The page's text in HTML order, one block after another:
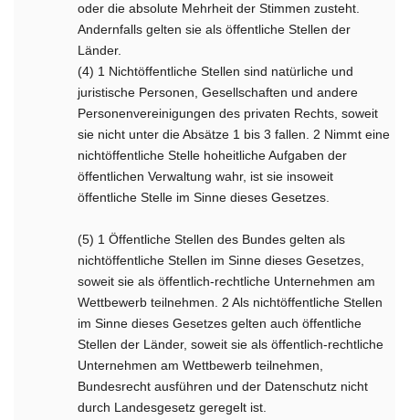
oder die absolute Mehrheit der Stimmen zusteht.
Andernfalls gelten sie als öffentliche Stellen der
Länder.
(4) 1 Nichtöffentliche Stellen sind natürliche und
juristische Personen, Gesellschaften und andere
Personenvereinigungen des privaten Rechts, soweit
sie nicht unter die Absätze 1 bis 3 fallen. 2 Nimmt eine
nichtöffentliche Stelle hoheitliche Aufgaben der
öffentlichen Verwaltung wahr, ist sie insoweit
öffentliche Stelle im Sinne dieses Gesetzes.
(5) 1 Öffentliche Stellen des Bundes gelten als
nichtöffentliche Stellen im Sinne dieses Gesetzes,
soweit sie als öffentlich-rechtliche Unternehmen am
Wettbewerb teilnehmen. 2 Als nichtöffentliche Stellen
im Sinne dieses Gesetzes gelten auch öffentliche
Stellen der Länder, soweit sie als öffentlich-rechtliche
Unternehmen am Wettbewerb teilnehmen,
Bundesrecht ausführen und der Datenschutz nicht
durch Landesgesetz geregelt ist.